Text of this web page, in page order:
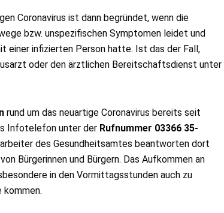
Coronavirus ist dann begründet, wenn die
bzw. unspezifischen Symptomen leidet und
einer infizierten Person hatte. Ist das der Fall,
oder den ärztlichen Bereitschaftsdienst unter
rund um das neuartige Coronavirus bereits seit
Infotelefon unter der Rufnummer 03366 35-
des Gesundheitsamtes beantworten dort
Bürgerinnen und Bürgern. Das Aufkommen an
in den Vormittagsstunden auch zu
kommen.